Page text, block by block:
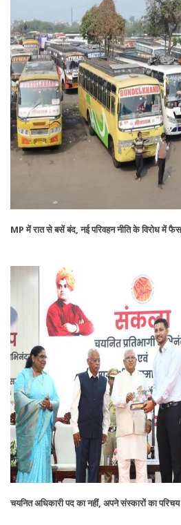
MP में रात से बसें बंद, नई परिवहन नीति के विरोध में
चयनित अधिकारी पद का नहीं, अपने संस्कारों का